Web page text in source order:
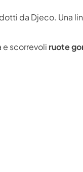
da Djeco. Una
e scorrevoli ruote